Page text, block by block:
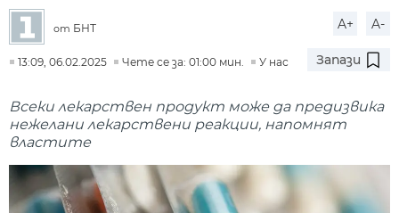
от БНТ A+ A-
13:09, 06.02.2025 Чете се за: 01:00 мин. У нас Запази
Всеки лекарствен продукт може да предизвика
нежелани лекарствени реакции, напомнят
властите